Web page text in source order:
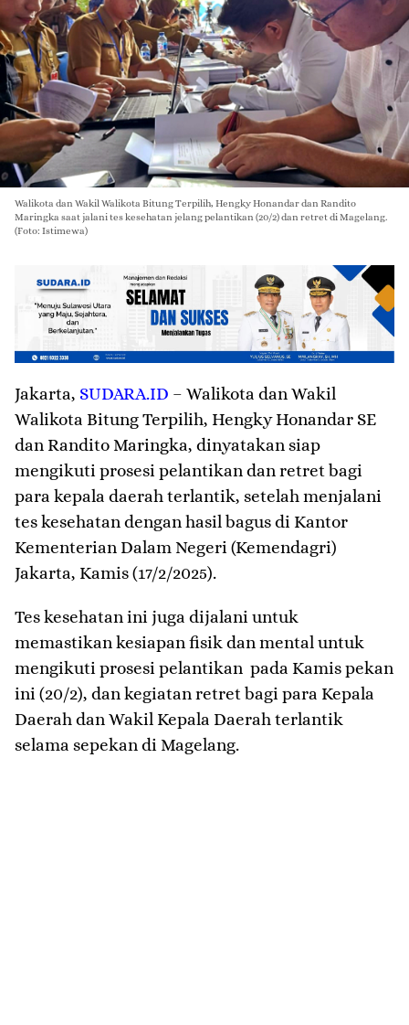
Walikota dan Wakil Walikota Bitung Terpilih, Hengky Honandar dan Randito
Maringka saat jalani tes kesehatan jelang pelantikan (20/2) dan retret di Magelang.
(Foto: Istimewa)
Jakarta, SUDARA.ID – Walikota dan Wakil
Walikota Bitung Terpilih, Hengky Honandar SE
dan Randito Maringka, dinyatakan siap
mengikuti prosesi pelantikan dan retret bagi
para kepala daerah terlantik, setelah menjalani
tes kesehatan dengan hasil bagus di Kantor
Kementerian Dalam Negeri (Kemendagri)
Jakarta, Kamis (17/2/2025).
Tes kesehatan ini juga dijalani untuk
memastikan kesiapan fisik dan mental untuk
mengikuti prosesi pelantikan pada Kamis pekan
ini (20/2), dan kegiatan retret bagi para Kepala
Daerah dan Wakil Kepala Daerah terlantik
selama sepekan di Magelang.